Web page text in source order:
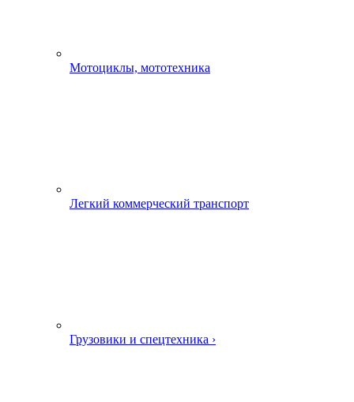
Мотоциклы, мототехника
Легкий коммерческий транспорт
Грузовики и спецтехника ›